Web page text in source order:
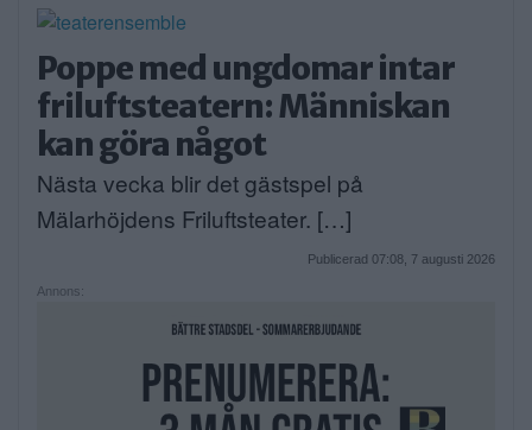
Poppe med ungdomar intar
friluftsteatern: Människan
kan göra något
Nästa vecka blir det gästspel på
Mälarhöjdens Friluftsteater. […]
Publicerad 07:08, 7 augusti 2026
Annons: